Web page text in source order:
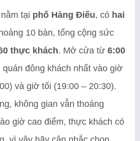
tại phố Hàng Điếu, có hai
10 bàn, tổng cộng sức
thực khách. Mở cửa từ 6:00
quán đông khách nhất vào giờ
và giờ tối (19:00 – 20:30).
không gian vẫn thoáng
giờ cao điểm, thực khách có